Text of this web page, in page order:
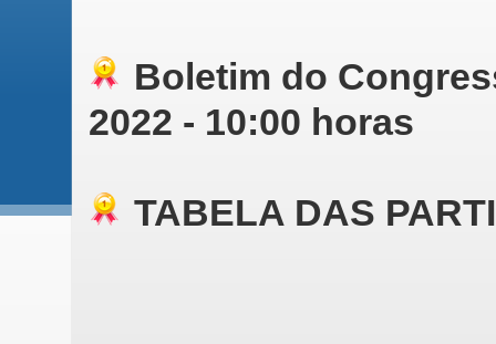
Boletim do
2022 - 10:00 horas
TABELA DAS